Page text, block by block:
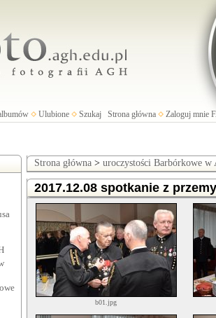
Ulubione Szukaj Strona główna Zaloguj mnie
Strona główna > uroczystości Barbórkowe w
2017.12.08 spotkanie z
b01.jpg